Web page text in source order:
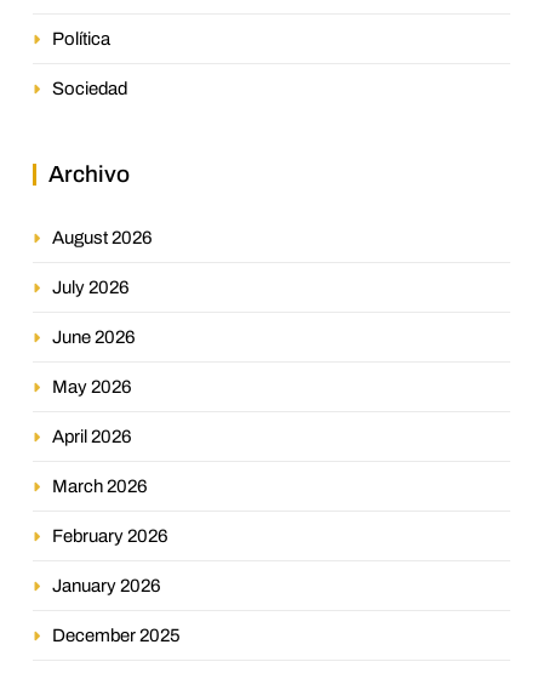
Política
Sociedad
Archivo
August 2026
July 2026
June 2026
May 2026
April 2026
March 2026
February 2026
January 2026
December 2025